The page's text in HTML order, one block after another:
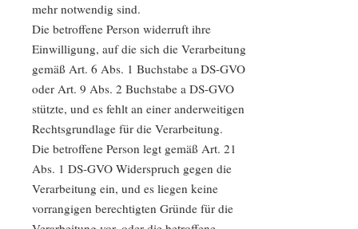
mehr notwendig sind.
Die betroffene Person widerruft ihre
Einwilligung, auf die sich die Verarbeitung
gemäß Art. 6 Abs. 1 Buchstabe a DS-GVO
oder Art. 9 Abs. 2 Buchstabe a DS-GVO
stützte, und es fehlt an einer anderweitigen
Rechtsgrundlage für die Verarbeitung.
Die betroffene Person legt gemäß Art. 21
Abs. 1 DS-GVO Widerspruch gegen die
Verarbeitung ein, und es liegen keine
vorrangigen berechtigten Gründe für die